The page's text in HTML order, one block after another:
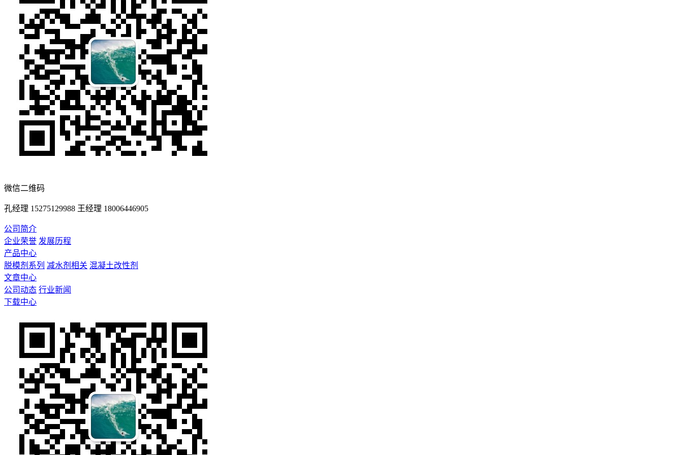
微信二维码
孔经理 15275129988 王经理 18006446905
公司简介
企业荣誉 发展历程
产品中心
脱模剂系列 减水剂相关 混凝土改性剂
文章中心
公司动态 行业新闻
下载中心